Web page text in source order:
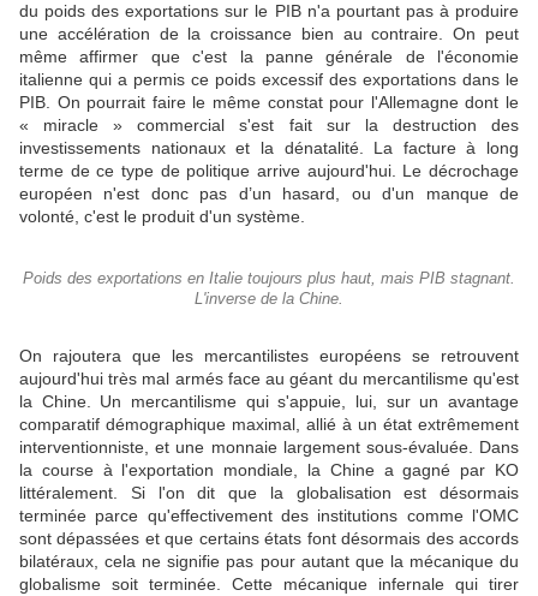
du poids des exportations sur le PIB n'a pourtant pas à produire
une accélération de la croissance bien au contraire. On peut
même affirmer que c'est la panne générale de l'économie
italienne qui a permis ce poids excessif des exportations dans le
PIB. On pourrait faire le même constat pour l'Allemagne dont le
« miracle » commercial s'est fait sur la destruction des
investissements nationaux et la dénatalité. La facture à long
terme de ce type de politique arrive aujourd'hui. Le décrochage
européen n'est donc pas d’un hasard, ou d'un manque de
volonté, c'est le produit d'un système.
Poids des exportations en Italie toujours plus haut, mais PIB stagnant.
L'inverse de la Chine.
On rajoutera que les mercantilistes européens se retrouvent
aujourd'hui très mal armés face au géant du mercantilisme qu'est
la Chine. Un mercantilisme qui s'appuie, lui, sur un avantage
comparatif démographique maximal, allié à un état extrêmement
interventionniste, et une monnaie largement sous-évaluée. Dans
la course à l'exportation mondiale, la Chine a gagné par KO
littéralement. Si l'on dit que la globalisation est désormais
terminée parce qu'effectivement des institutions comme l'OMC
sont dépassées et que certains états font désormais des accords
bilatéraux, cela ne signifie pas pour autant que la mécanique du
globalisme soit terminée. Cette mécanique infernale qui tirer